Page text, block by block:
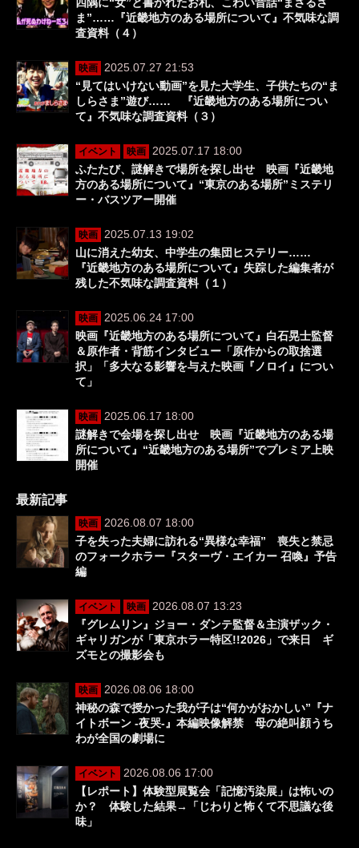
ま”……『近畿地方のある場所について』不気味な調
査資料（４）
映画
2025.07.27 21:53
“見てはいけない動画”を見た大学生、子供たちの“ま
しらさま”遊び…… 『近畿地方のある場所につい
て』不気味な調査資料（３）
イベント 映画
2025.07.17 18:00
ふたたび、謎解きで場所を探し出せ 映画『近畿地
方のある場所について』“東京のある場所”ミステリ
ー・バスツアー開催
映画
2025.07.13 19:02
山に消えた幼女、中学生の集団ヒステリー……
『近畿地方のある場所について』失踪した編集者が
残した不気味な調査資料（１）
映画
2025.06.24 17:00
映画『近畿地方のある場所について』白石晃士監督
＆原作者・背筋インタビュー「原作からの取捨選
択」「多大なる影響を与えた映画『ノロイ』につい
て」
映画
2025.06.17 18:00
謎解きで会場を探し出せ 映画『近畿地方のある場
所について』“近畿地方のある場所”でプレミア上映
開催
最新記事
映画
2026.08.07 18:00
子を失った夫婦に訪れる“異様な幸福” 喪失と禁忌
のフォークホラー『スターヴ・エイカー 召喚』予告
編
イベント 映画
2026.08.07 13:23
『グレムリン』ジョー・ダンテ監督＆主演ザック・
ギャリガンが「東京ホラー特区!!2026」で来日 ギ
ズモとの撮影会も
映画
2026.08.06 18:00
神秘の森で授かった我が子は“何かがおかしい”『ナ
イトボーン -夜哭-』本編映像解禁 母の絶叫顔うち
わが全国の劇場に
イベント
2026.08.06 17:00
【レポート】体験型展覧会「記憶汚染展」は怖いの
か？ 体験した結果→「じわりと怖くて不思議な後
味」